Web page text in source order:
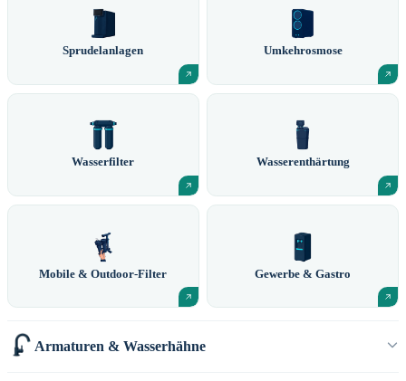
Sprudelanlagen Umkehrosmose
Wasserfilter Wasserenthärtung
Mobile & Outdoor-Filter Gewerbe & Gastro
Armaturen & Wasserhähne